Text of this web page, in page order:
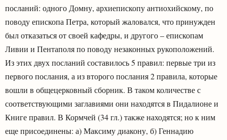
посланий: одного Домну, архиепископу антиохийскому, по
поводу епископа Петра, который жаловался, что принужден
был отказаться от своей кафедры, и другого – епископам
Ливии и Пентаполя по поводу незаконных рукоположений.
Из этих двух посланий составилось 5 правил: первые три из
первого послания, а из второго послания 2 правила, которые
вошли в общецерковный сборник. В таком количестве с
соответствующими заглавиями они находятся в Пидалионе и
Книге правил. В Кормчей (34 гл.) также находятся; но к ним
еще присоединены: а) Максиму диакону, б) Геннадию